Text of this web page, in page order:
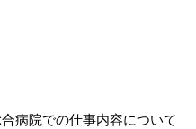
病院での仕事内容について